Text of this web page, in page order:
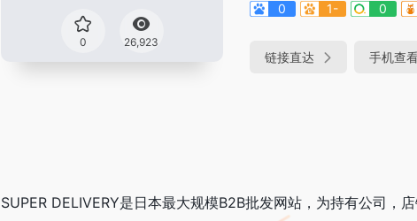
0 26,923
0
1- 0
链接直达 手机查
SUPER DELIVERY是日本最大规模B2B批发网站，为持有公司，